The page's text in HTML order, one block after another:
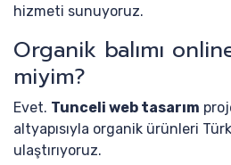
hizmeti sunuyoruz.
Organik balımı
miyim?
Evet. Tunceli web tasarım
altyapısıyla organik ürünleri
ulaştırıyoruz.